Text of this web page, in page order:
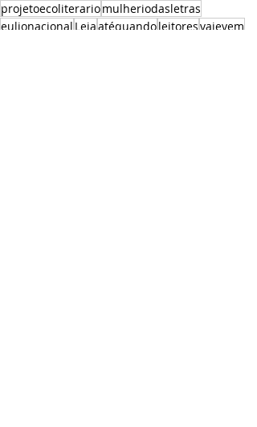
projetoecoliterariomulheriodasletras
eulionacional Leiaatéquandoleitoresvaievem